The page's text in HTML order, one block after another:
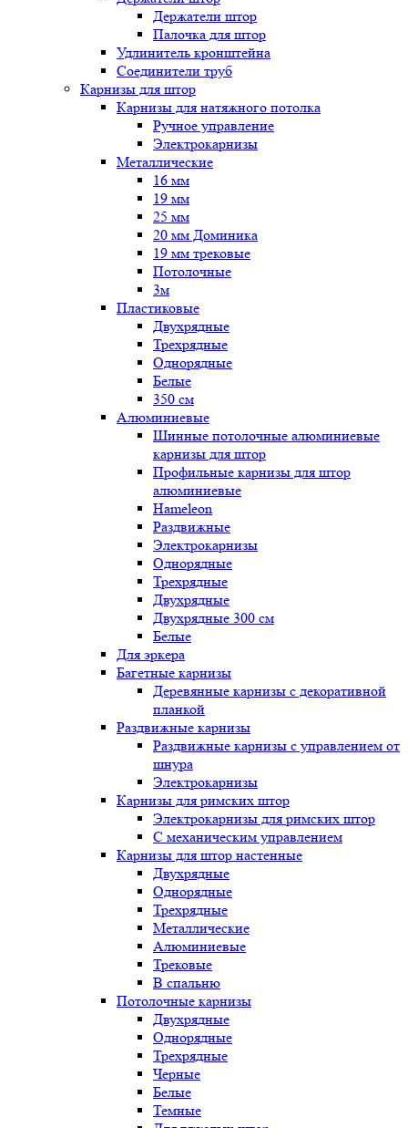
Держатели штор
Палочка для штор
Удлинитель кронштейна
Соединители труб
Карнизы для штор
Карнизы для натяжного потолка
Ручное управление
Электрокарнизы
Металлические
16 мм
19 мм
25 мм
20 мм Доминика
19 мм трековые
Потолочные
3м
Пластиковые
Двухрядные
Трехрядные
Однорядные
Белые
350 см
Алюминиевые
Шинные потолочные алюминиевые
карнизы для штор
Профильные карнизы для штор
алюминиевые
Hameleon
Раздвижные
Электрокарнизы
Однорядные
Трехрядные
Двухрядные
Двухрядные 300 см
Белые
Для эркера
Багетные карнизы
Деревянные карнизы с декоративной
планкой
Раздвижные карнизы
Раздвижные карнизы с управлением от
шнура
Электрокарнизы
Карнизы для римских штор
Электрокарнизы для римских штор
C механическим управлением
Карнизы для штор настенные
Двухрядные
Однорядные
Трехрядные
Металлические
Алюминиевые
Трековые
В спальню
Потолочные карнизы
Двухрядные
Однорядные
Трехрядные
Черные
Белые
Темные